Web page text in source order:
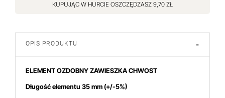
KUPUJĄC W HURCIE OSZCZĘDZASZ 9,70 ZŁ
OPIS PRODUKTU -
ELEMENT OZDOBNY ZAWIESZKA CHWOST
Długość elementu 35 mm (+/-5%)